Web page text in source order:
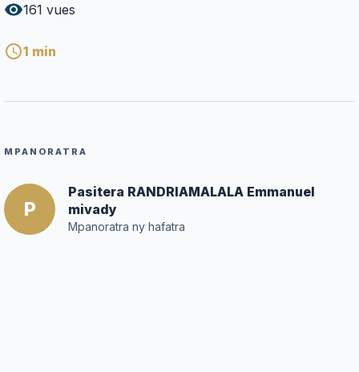
161 vues
1 min
MPANORATRA
P
Pasitera RANDRIAMALALA Emmanuel
mivady
Mpanoratra ny hafatra